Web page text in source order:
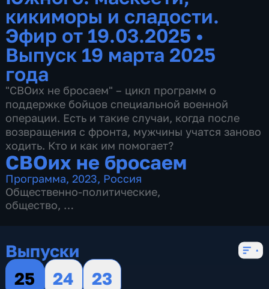
кикиморы и сладости.
Эфир от 19.03.2025 •
Выпуск 19 марта 2025
года
"СВОих не бросаем" – цикл программ о
поддержке бойцов специальной военной
операции. Есть и такие случаи, когда после
возвращения с фронта, мужчины учатся заново
ходить. Кто и как им помогает?
СВОих не бросаем
Программа,2023, Россия
Общественно-политические,
общество,
Выпуски
25
24
23